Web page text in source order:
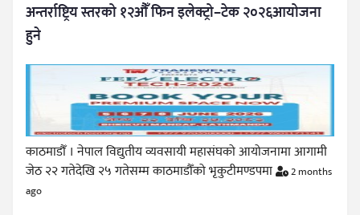
अन्तर्राष्ट्रिय स्तरको १२औँ फिन इलेक्ट्रो–टेक २०२६आयोजना
हुने
काठमाडौँ । नेपाल विद्युतीय व्यवसायी महासंघको आयोजनामा आगामी
जेठ २२ गतेदेखि २५ गतेसम्म काठमाडौँको भृकुटीमण्डपमा
2 months
ago